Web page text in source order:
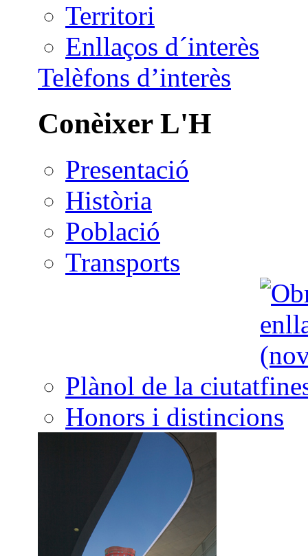
Territori
Enllaços d´interès
Telèfons d’interès
Conèixer L'H
Presentació
Història
Població
Transports
Plànol de la ciutat
Honors i distincions